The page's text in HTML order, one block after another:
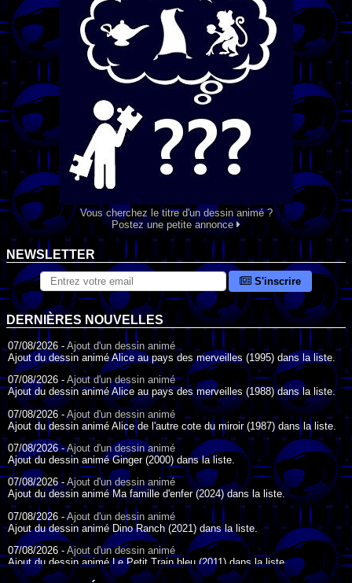
Vous cherchez le titre d'un dessin animé ?
Postez une petite annonce
NEWSLETTER
S'inscrire
DERNIÈRES NOUVELLES
07/08/2026 -Ajout d'un dessin animé
Ajout du dessin animé Alice au pays des merveilles (1995) dans la liste.
07/08/2026 - Ajout d'un dessin animé
Ajout du dessin animé Alice au pays des merveilles (1988) dans la liste.
07/08/2026 -Ajout d'un dessin animé
Ajout du dessin animé Alice de l'autre cote du miroir (1987) dans la liste.
07/08/2026 -Ajout d'un dessin animé
Ajout du dessin animé Ginger (2000) dans la liste.
07/08/2026 -Ajout d'un dessin animé
Ajout du dessin animé Ma famille d'enfer (2024) dans la liste.
07/08/2026 - Ajout d'un dessin animé
Ajout du dessin animé Dino Ranch (2021) dans la liste.
07/08/2026 - Ajout d'un dessin animé
Ajout du dessin animé Le Petit Train bleu (2011) dans la liste.